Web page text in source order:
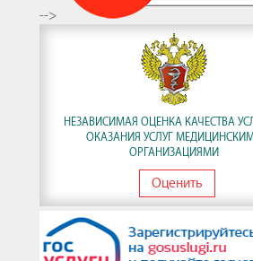
-->
НЕЗАВИСИМАЯ ОЦЕНКА КАЧЕСТВА
ОКАЗАНИЯ УСЛУГ
ОРГАНИЗАЦИЯМИ
Оценить